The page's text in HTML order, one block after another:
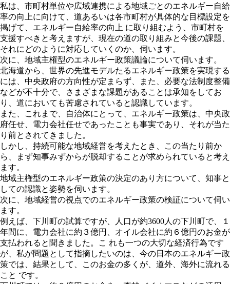
私は、市町村単位や広域連携による地域ごとのエネルギー自給
率の向上に向けて、道あるいは各市町村が具体的な目標設定を
掲げて、エネルギー自給率の向上 に取り組むよう、市町村を
支援すべきと考えますが、現在の道の取り組みと今後の課題、
それにどのように対応していくのか、伺います。
次に、地域主権型のエネルギー政策議論について伺います。
北海道から、世界の先進モデルたるエネルギー政策を実現する
には、中央政府の方向性が定まらず、また、必要な法制度整備
などが不十分で、さまざまな課題があることは承知をしてお
り、道においても苦慮されていると認識しています。
また、これまで、自治体にとって、エネルギー政策は、中央政
府任せ、電力会社任せであったことも事実であり、それが当た
り前とされてきました。
しかし、持続可能な地域経営を考えたとき、この当たり前か
ら、まず知事みずからが脱却することが求められていると考え
ます。
地域主権型のエネルギー政策の決定のあり方について、知事と
しての認識と姿勢を伺います。
次に、地域経営の視点でのエネルギー政策の検証について伺い
ます。
例えば、下川町の試算ですが、人口が約3600人の下川町で、１
年間に、電力会社に約３億円、オイル会社に約６億円のお金が
支払われると聞きました。こ れも一つの大切な経済行為です
が、私が問題として指摘したいのは、今の日本のエネルギー政
策では、結果として、このお金の多くが、道外、海外に流れる
こと です。